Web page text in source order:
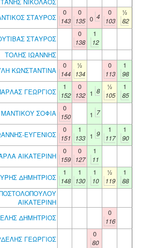
ΣΤΑΥΡΟΣ
0
143
0
135 0 4
0
103
½
82
ΣΤΑΥΡΟΣ
0
138
1
12
ΤΟΛΗΣ ΙΩΑΝΝΗΣ
ΚΩΝΣΤΑΝΤΙΝΑ
0
144
½
134
0
113
1
98
ΓΕΩΡΓΙΟΣ
1
152
0
132 1 8
½
105
1
85
ΜΑΝΤΙΚΟΥ ΣΟΦΙΑ
0
150
1 7
ΕΥΓΕΝΙΟΣ
0
151
1
133 1 9
1
117
1
90
ΑΙΚΑΤΕΡΙΝΗ
0
159
0
127
1
11
ΔΗΜΗΤΡΙΟΣ
1
148
1
130
1
10
½
119
1
88
ΑΙΚΑΤΕΡΙΝΗ
ΔΗΜΗΤΡΙΟΣ
0
116
ΓΕΩΡΓΙΟΣ
0
80